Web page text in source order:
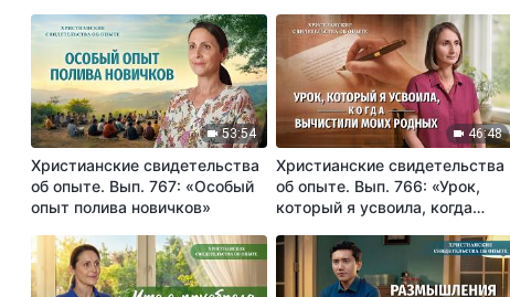
мне в старости, рухнули»
53:54
Христианские свидетельства
об опыте. Вып. 767: «Особый
опыт полива новичков»
46:48
Христианские свидетельства
об опыте. Вып. 766: «Урок,
который я усвоила, когда